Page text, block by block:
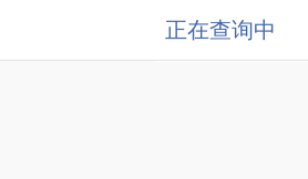
正在查询中